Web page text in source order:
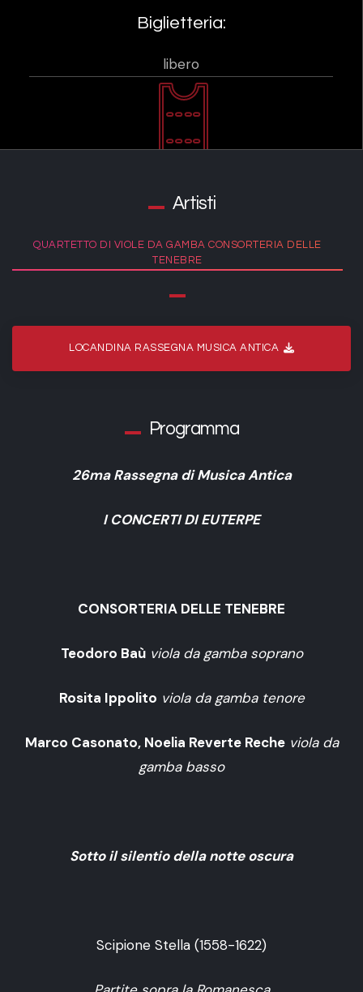
Biglietteria:
libero
Artisti
QUARTETTO DI VIOLE DA GAMBA CONSORTERIA DELLE
TENEBRE
LOCANDINA RASSEGNA MUSICA ANTICA
Programma
26ma Rassegna di Musica Antica
I CONCERTI DI EUTERPE
CONSORTERIA DELLE TENEBRE
Teodoro Baù viola da gamba soprano
Rosita Ippolito viola da gamba tenore
Marco Casonato, Noelia Reverte Reche viola da
gamba basso
Sotto il silentio della notte oscura
Scipione Stella (1558-1622)